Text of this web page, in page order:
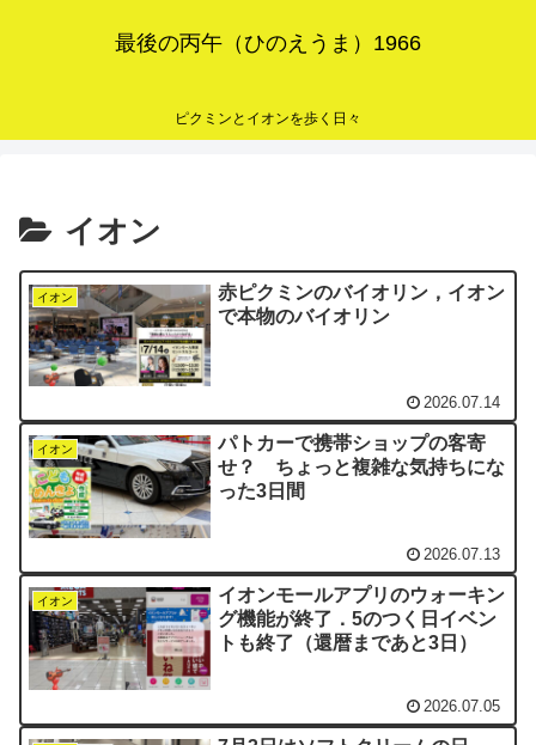
最後の丙午（ひのえうま）1966
ピクミンとイオンを歩く日々
イオン
イオン
赤ピクミンのバイオリン，イオン
で本物のバイオリン
2026.07.14
イオン
パトカーで携帯ショップの客寄
せ？ ちょっと複雑な気持ちにな
った3日間
2026.07.13
イオン
イオンモールアプリのウォーキン
グ機能が終了．5のつく日イベン
トも終了（還暦まであと3日）
2026.07.05